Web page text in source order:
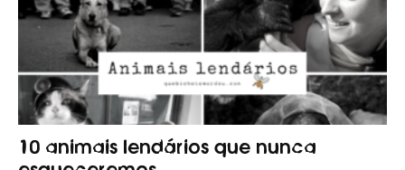
10 animais lendários que nunca